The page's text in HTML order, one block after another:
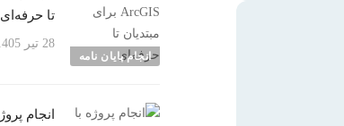
انجام پایان نامه
تا حرفه‌ای
28 تیر 1405